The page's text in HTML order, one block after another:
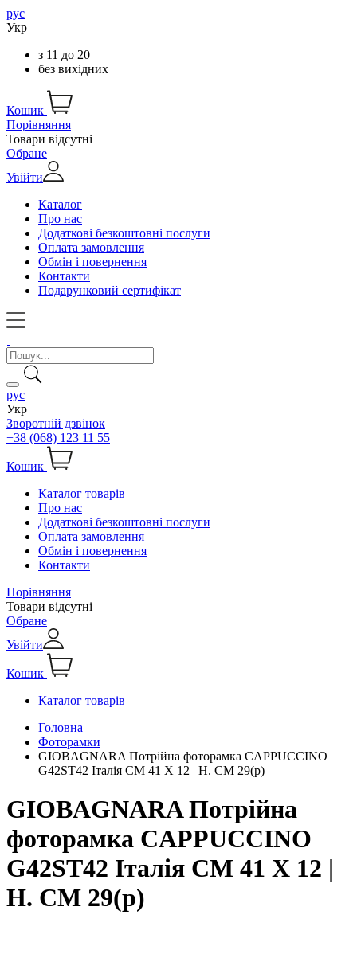
рус
Укр
з 11 до 20
без вихідних
Кошик
Порівняння
Товари відсутні
Обране
Увійти
Каталог
Про нас
Додаткові безкоштовні послуги
Оплата замовлення
Обмін і повернення
Контакти
Подарунковий сертифікат
рус
Укр
Зворотній дзвінок
+38 (068) 123 11 55
Кошик
Каталог товарів
Про нас
Додаткові безкоштовні послуги
Оплата замовлення
Обмін і повернення
Контакти
Порівняння
Товари відсутні
Обране
Увійти
Кошик
Каталог товарів
Головна
Фоторамки
GIOBAGNARA Потрійна фоторамка CAPPUCCINO
G42ST42 Італія CM 41 X 12 | H. CM 29(р)
GIOBAGNARA Потрійна
фоторамка CAPPUCCINO
G42ST42 Італія CM 41 X 12 |
H. CM 29(р)